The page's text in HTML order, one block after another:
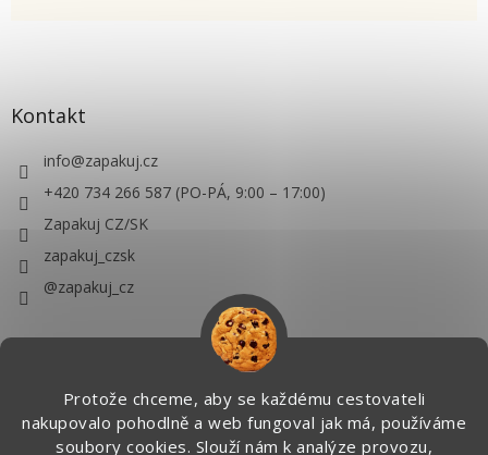
Protože chceme, aby se každému cestovateli
nakupovalo pohodlně a web fungoval jak má, používáme
soubory cookies. Slouží nám k analýze provozu,
Kontakt
info@zapakuj.cz
+420 734 266 587 (PO-PÁ, 9:00 – 17:00)
Zapakuj CZ/SK
zapakuj_czsk
@zapakuj_cz